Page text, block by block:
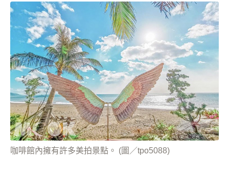
咖啡館內擁有許多美拍景點。 (圖／tpo5088)